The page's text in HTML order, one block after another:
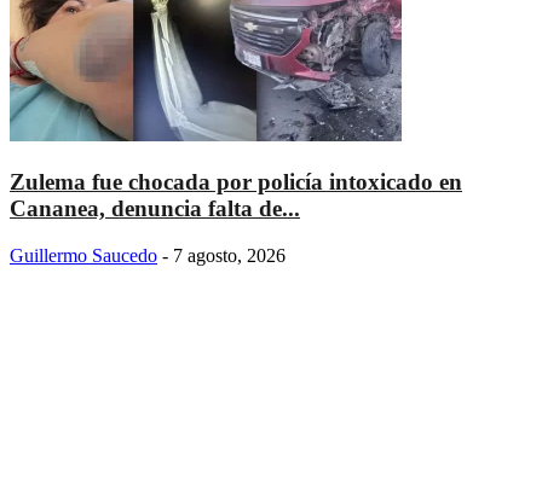
Zulema fue chocada por policía intoxicado en
Cananea, denuncia falta de...
Guillermo Saucedo - 7 agosto, 2026